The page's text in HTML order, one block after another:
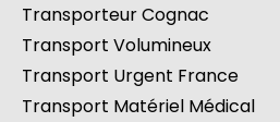
Transporteur Cognac
Transport Volumineux
Transport Urgent France
Transport Matériel Médical